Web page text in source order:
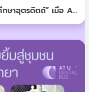
ษาอุตรดิตถ์” เมื่อ AT
ม” ไปให้น้องๆ ได้